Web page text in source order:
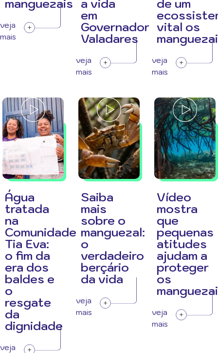
manguezais
veja
mais
a vida
em
Governador
Valadares
veja
mais
de um
vital os
veja
mais
Água
tratada
na
Comunidade
Tia Eva:
o fim da
era dos
baldes e
o
resgate
da
dignidade
veja
Saiba
mais
sobre o
manguezal:
o
verdadeiro
berçário
da vida
veja
mais
Vídeo
mostra
que
pequenas
atitudes
ajudam a
proteger
os
veja
mais